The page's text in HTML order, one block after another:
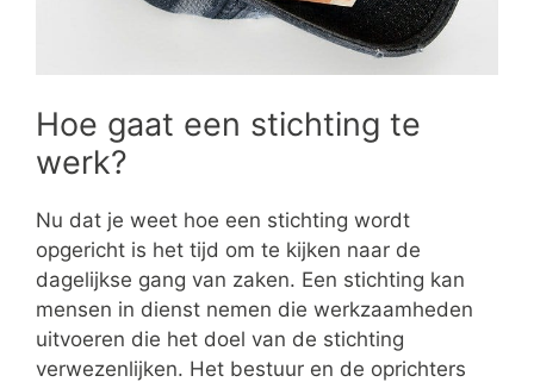
Hoe gaat een stichting te
werk?
Nu dat je weet hoe een stichting wordt
opgericht is het tijd om te kijken naar de
dagelijkse gang van zaken. Een stichting kan
mensen in dienst nemen die werkzaamheden
uitvoeren die het doel van de stichting
verwezenlijken. Het bestuur en de oprichters